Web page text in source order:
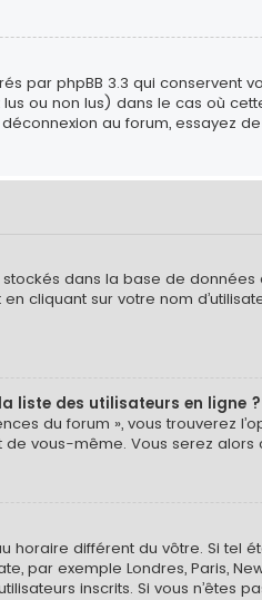
par phpBB 3.3 qui conservent
ou non lus) dans le cas où
au forum, essayez
dans la base de
cliquant sur votre nom
liste des utilisateurs en ligne ?
du forum », vous trouverez
vous-même. Vous serez
horaire différent du vôtre. Si tel
par exemple Londres, Paris,
inscrits. Si vous n’êtes